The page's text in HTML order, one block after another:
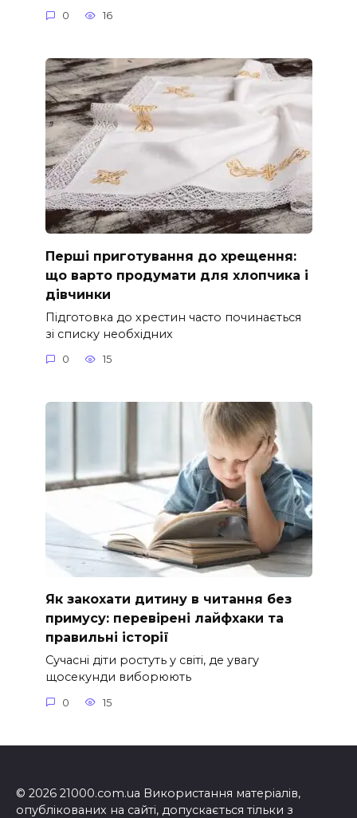
0 16
Перші приготування до хрещення:
що варто продумати для хлопчика і
дівчинки
Підготовка до хрестин часто починається
зі списку необхідних
0 15
Як закохати дитину в читання без
примусу: перевірені лайфхаки та
правильні історії
Сучасні діти ростуть у світі, де увагу
щосекунди виборюють
0 15
© 2026 21000.com.ua Використання матеріалів,
опублікованих на сайті, допускається тільки з